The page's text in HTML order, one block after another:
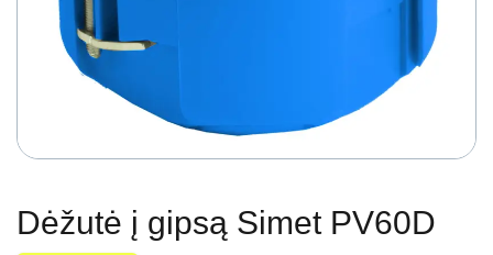
Dėžutė į gipsą Simet PV60D